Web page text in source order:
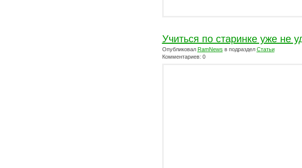
Учиться по старинке уже не
Опубликовал RamNews в подраздел Статьи
Комментариев: 0